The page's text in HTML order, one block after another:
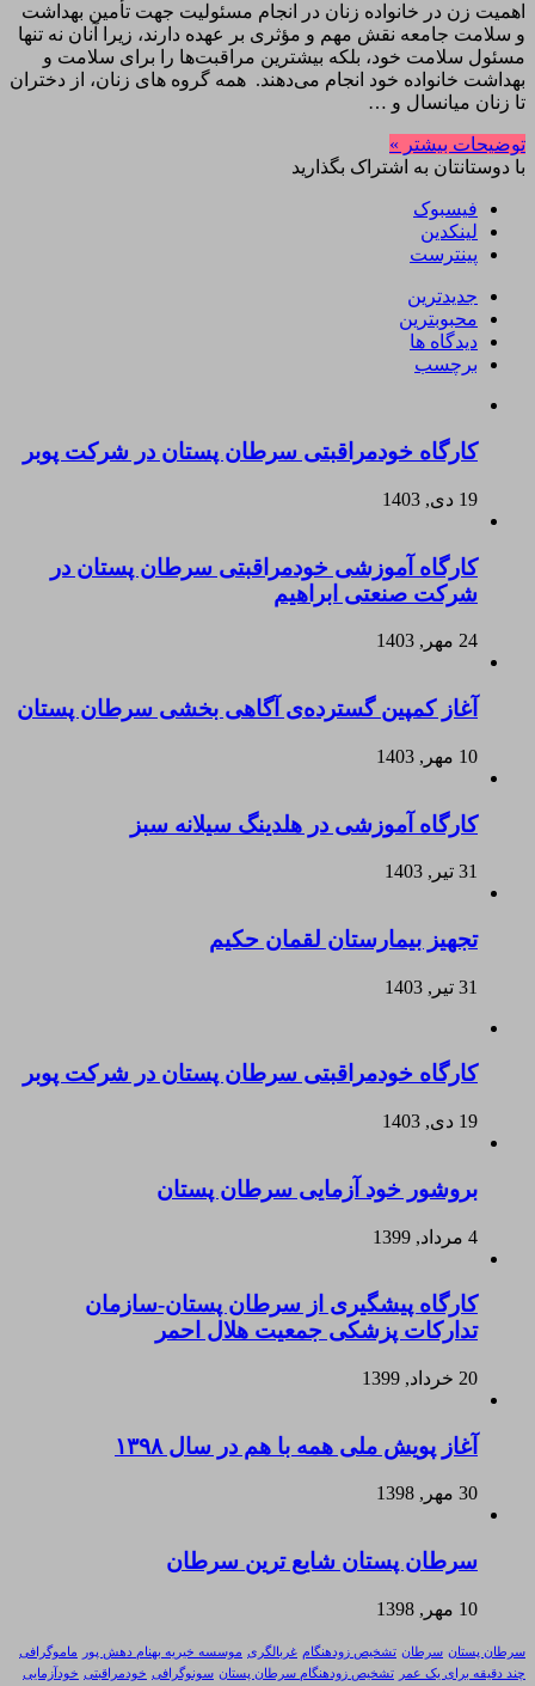
اهمیت زن در خانواده زنان در انجام مسئولیت جهت تأمین بهداشت
و سلامت جامعه نقش مهم و مؤثری بر عهده دارند، زیرا آنان نه تنها
مسئول سلامت خود، بلکه بیشترین مراقبت‌ها را برای سلامت و
بهداشت خانواده خود انجام می‌دهند. همه گروه های زنان، از دختران
تا زنان میانسال و …
توضیحات بیشتر »
با دوستانتان به اشتراک بگذارید
فیسبوک
لینکدین
پینترست
جدیدترین
محبوبترین
دیدگاه ها
برچسب
کارگاه خودمراقبتی سرطان پستان در شرکت پوبر
19 دی, 1403
کارگاه آموزشی خودمراقبتی سرطان پستان در
شرکت صنعتی ابراهیم
24 مهر, 1403
آغاز کمپین گسترده‌ی آگاهی بخشی سرطان پستان
10 مهر, 1403
کارگاه آموزشی در هلدینگ سیلانه سبز
31 تیر, 1403
تجهیز بیمارستان لقمان حکیم
31 تیر, 1403
کارگاه خودمراقبتی سرطان پستان در شرکت پوبر
19 دی, 1403
بروشور خود آزمایی سرطان پستان
4 مرداد, 1399
کارگاه پیشگیری از سرطان پستان-سازمان
تدارکات پزشکی جمعیت هلال احمر
20 خرداد, 1399
آغاز پویش ملی همه با هم در سال ۱۳۹۸
30 مهر, 1398
سرطان پستان شایع ترین سرطان
10 مهر, 1398
سرطان پستان سرطان تشخیص زودهنگام غربالگری موسسه خیریه بهنام دهش پور
ماموگرافی
چند دقیقه برای یک عمر
تشخیص زودهنگام سرطان پستان سونوگرافی خودمراقبتی خودآزمایی